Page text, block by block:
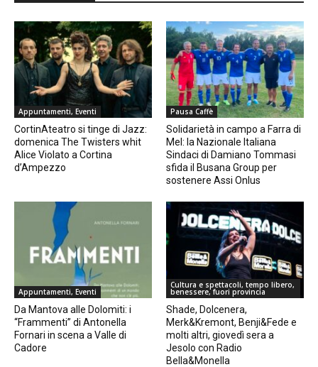
Appuntamenti, Eventi
CortinAteatro si tinge di Jazz:
domenica The Twisters whit
Alice Violato a Cortina
d’Ampezzo
Pausa Caffè
Solidarietà in campo a Farra di
Mel: la Nazionale Italiana
Sindaci di Damiano Tommasi
sfida il Busana Group per
sostenere Assi Onlus
Appuntamenti, Eventi
Da Mantova alle Dolomiti: i
“Frammenti” di Antonella
Fornari in scena a Valle di
Cadore
Cultura e spettacoli, tempo libero,
benessere, fuori provincia
Shade, Dolcenera,
Merk&Kremont, Benji&Fede e
molti altri, giovedì sera a
Jesolo con Radio
Bella&Monella